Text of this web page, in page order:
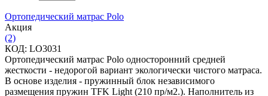
Ортопедический матрас Polo
Aкция
(2)
КОД: LO3031
Ортопедический матрас Polo односторонний средней
жесткости - недорогой вариант экологически чистого матраса.
В основе изделия - пружинный блок независимого
размещения пружин TFK Light (210 пр/м2.). Наполнитель из